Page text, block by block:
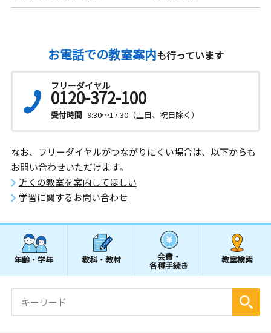
お電話での教室案内も行っています
フリーダイヤル
0120-372-100
受付時間 9:30～17:30（土日、祝日除く）
なお、フリーダイヤルがつながりにくい場合は、以下からも
お問い合わせいただけます。
近くの教室を案内してほしい
学習に関するお問い合わせ
年齢・学年 教科・教材 会費・
各種手続き
教室検索